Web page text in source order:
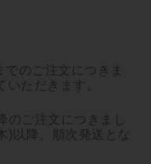
のご注文につきま
ただきます。
ご注文につきまし
)以降、順次発送とな